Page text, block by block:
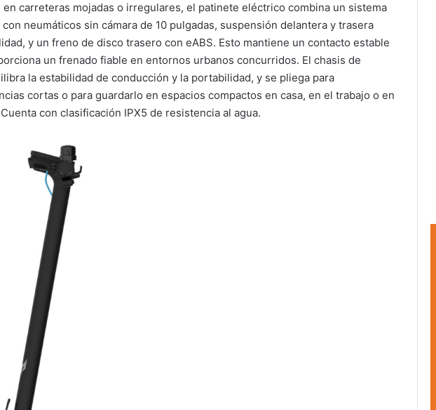
en carreteras mojadas o irregulares, el patinete eléctrico combina un sistema
neumáticos sin cámara de 10 pulgadas, suspensión delantera y trasera
y un freno de disco trasero con eABS. Esto mantiene un contacto estable
un frenado fiable en entornos urbanos concurridos. El chasis de
la estabilidad de conducción y la portabilidad, y se pliega para
cortas o para guardarlo en espacios compactos en casa, en el trabajo o en
con clasificación IPX5 de resistencia al agua.